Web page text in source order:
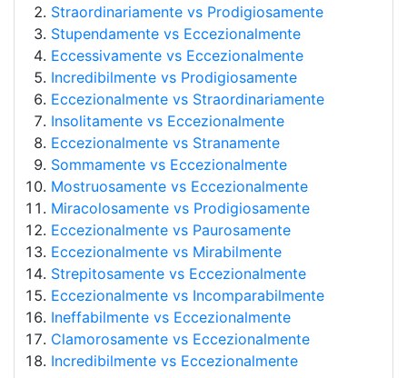
Straordinariamente vs Prodigiosamente
Stupendamente vs Eccezionalmente
Eccessivamente vs Eccezionalmente
Incredibilmente vs Prodigiosamente
Eccezionalmente vs Straordinariamente
Insolitamente vs Eccezionalmente
Eccezionalmente vs Stranamente
Sommamente vs Eccezionalmente
Mostruosamente vs Eccezionalmente
Miracolosamente vs Prodigiosamente
Eccezionalmente vs Paurosamente
Eccezionalmente vs Mirabilmente
Strepitosamente vs Eccezionalmente
Eccezionalmente vs Incomparabilmente
Ineffabilmente vs Eccezionalmente
Clamorosamente vs Eccezionalmente
Incredibilmente vs Eccezionalmente